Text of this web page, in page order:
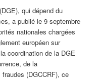
qui dépend du
a publié le 9 septembre
nationales chargées
européen sur
coordination de la DGE
de la
(DGCCRF), ce